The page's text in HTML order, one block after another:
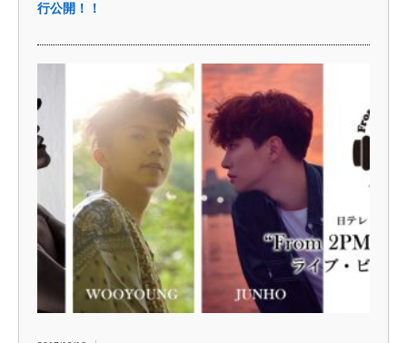
行公開！！